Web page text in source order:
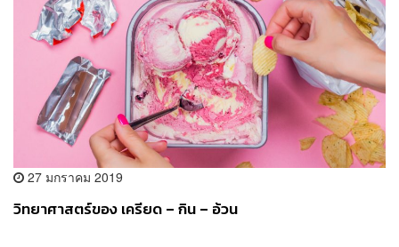
27 มกราคม 2019
วิทยาศาสตร์ของ เครียด – กิน – อ้วน